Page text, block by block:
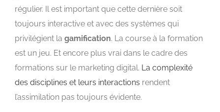
régulier. Il est important que cette dernière soit
toujours interactive et avec des systèmes qui
privilégient la gamification. La course à la formation
est un jeu. Et encore plus vrai dans le cadre des
formations sur le marketing digital. La complexité
des disciplines et leurs interactions rendent
l’assimilation pas toujours évidente.